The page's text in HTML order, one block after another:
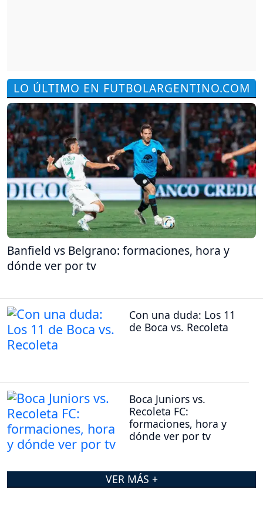
LO ÚLTIMO EN FUTBOLARGENTINO.COM
Banfield vs Belgrano: formaciones, hora y
dónde ver por tv
Con una duda: Los 11
de Boca vs. Recoleta
Boca Juniors vs.
Recoleta FC:
formaciones, hora y
dónde ver por tv
VER MÁS +